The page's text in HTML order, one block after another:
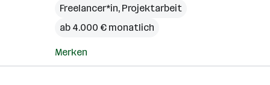
Freelancer*in, Projektarbeit
ab 4.000 € monatlich
Merken